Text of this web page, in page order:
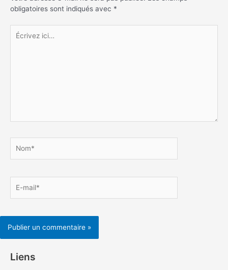
obligatoires sont indiqués avec *
Écrivez
ici…
mail*
Liens